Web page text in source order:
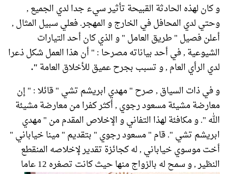
و كان لهذه الحادثة القبيحة تأثير سيء جدا لدي الجميع ,
وحتي لدي المحافل في الخارج و المهجر. فعلي سبيل المثال ,
أعلن فصيل " طريق العامل " و الذي كان أحد التيارات
الشيوعية , في أحد بياناته مصرحا : " أن هذا العمل شكل ذعرا
لدي الرأي العام , و تسبب بجرح عميق للأخلاق العامة".
و في ذات السياق , صرح " مهدي ابريشم تشي " قائلا : " إن
معارضة مشيئة مسعود رجوي , أكثر كفرا من معارضة مشيئة
الله ". و مكافئة لهذا التفاني و الإخلاص المقدم من " مهدي
ابريشم تشي ". قام " مسعود رجوي " بتقديم " مينا خياباني "
أخت موسوي خياباني , له كجائزة تقدير لإخلاصه المنقطع
النظير , و سمح له بالزواج منها حيث كانت تصغره 12 عاما